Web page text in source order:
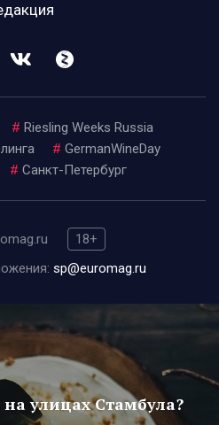
# Riesling Weeks Russia
# GermanWineDay
# Санкт-Петербург
18+
sp@euromag.ru
улицах Стамбула?